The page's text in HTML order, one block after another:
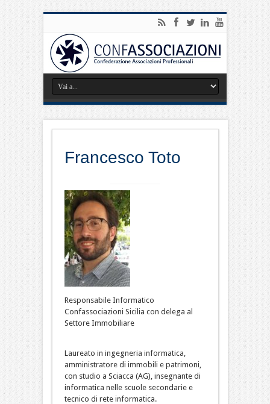
Francesco Toto
Responsabile Informatico
Confassociazioni Sicilia con delega al
Settore Immobiliare
Laureato in ingegneria informatica,
amministratore di immobili e patrimoni,
con studio a Sciacca (AG), insegnante di
informatica nelle scuole secondarie e
tecnico di rete informatica.